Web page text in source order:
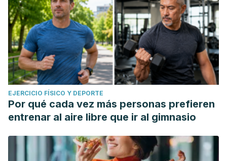
EJERCICIO FÍSICO Y DEPORTE
Por qué cada vez más personas prefieren
entrenar al aire libre que ir al gimnasio